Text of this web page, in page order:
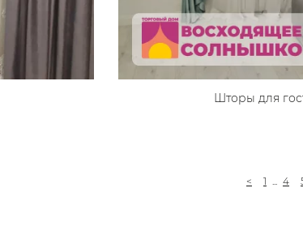
Шторы для
< 1 ... 4